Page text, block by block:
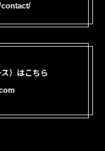
）はこちら